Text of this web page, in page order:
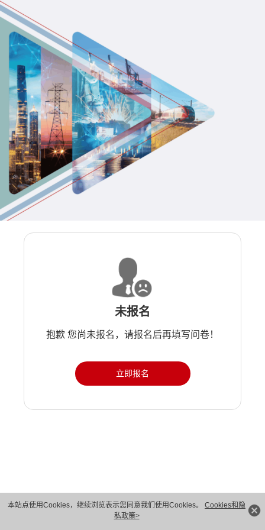
本站点使用Cookies，继续浏览表示您同意我们使用Cookies。 Cookies和隐
私政策>
未报名
抱歉 您尚未报名，请报名后再填写问卷！
立即报名